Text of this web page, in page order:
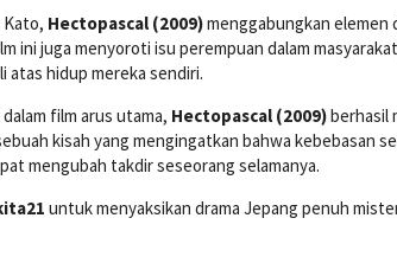
Kato, Hectopascal (2009)menggabungkan elemen
ini juga menyoroti isu perempuan dalam
atas hidup mereka sendiri.
film arus utama, Hectopascal (2009)berhasil
kisah yang mengingatkan bahwa kebebasan
mengubah takdir seseorang selamanya.
untuk menyaksikan drama Jepang penuh